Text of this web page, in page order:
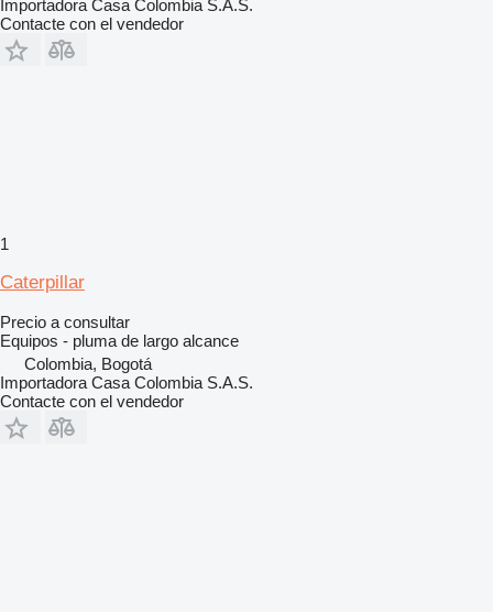
Importadora Casa Colombia S.A.S.
Contacte con el vendedor
1
Caterpillar
Precio a consultar
Equipos - pluma de largo alcance
Colombia, Bogotá
Importadora Casa Colombia S.A.S.
Contacte con el vendedor